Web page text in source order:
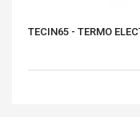
TECIN65 - TERMO